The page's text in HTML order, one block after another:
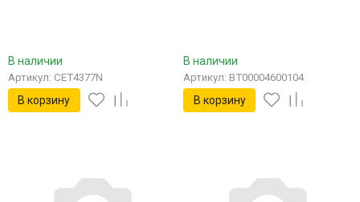
В наличии
Артикул: CET4377N
В корзину
В наличии
Артикул: BT00004600104
В корзину